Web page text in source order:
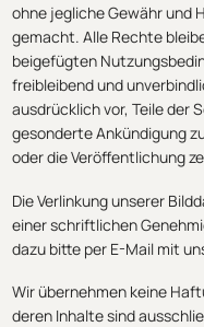
ohne jegliche Gewähr und
gemacht. Alle Rechte
beigefügten
freibleibend und
ausdrücklich vor, Teile der
gesonderte Ankündigung
oder die Veröffentlichung
Die Verlinkung unserer
einer schriftlichen
dazu bitte per E-Mail mit
Wir übernehmen keine
deren Inhalte sind